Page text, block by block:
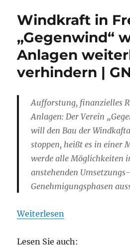
Windkraft in
„Gegenwind“
Anlagen
verhindern |
Aufforstung, finanzielles
Anlagen: Der Verein
will den Bau der
stoppen, heißt es in einer
werde alle Möglichkeiten
anstehenden
Genehmigungsphasen
Weiterlesen
Lesen Sie auch: